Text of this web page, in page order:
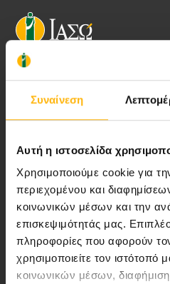
Συναίνεση
Αυτή η ιστοσελίδα
Χρησιμοποιούμε cookie για
περιεχομένου και
κοινωνικών μέσων και την
επισκεψιμότητάς μας.
πληροφορίες που αφορούν
χρησιμοποιείτε τον ιστότοπό
κοινωνικών μέσων,
ποιότητας
Περιοχή